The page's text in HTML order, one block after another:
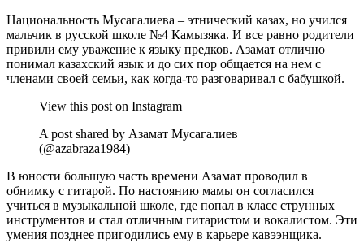
Национальность Мусагалиева – этнический казах, но учился
мальчик в русской школе №4 Камызяка. И все равно родители
привили ему уважение к языку предков. Азамат отлично
понимал казахский язык и до сих пор общается на нем с
членами своей семьи, как когда-то разговаривал с бабушкой.
View this post on Instagram
A post shared by Азамат Мусагалиев
(@azabraza1984)
В юности большую часть времени Азамат проводил в
обнимку с гитарой. По настоянию мамы он согласился
учиться в музыкальной школе, где попал в класс струнных
инструментов и стал отличным гитаристом и вокалистом. Эти
умения позднее пригодились ему в карьере кавээнщика.